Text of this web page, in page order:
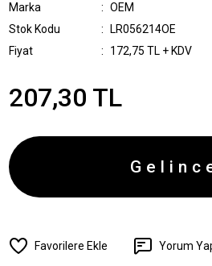
Marka
OEM
Stok Kodu
LR056214OE
Fiyat
172,75 TL + KDV
207,30 TL
Yorum